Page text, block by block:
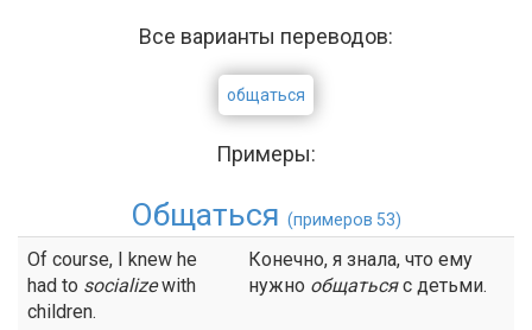
Все варианты переводов:
общаться
Примеры:
Общаться (примеров 53)
Of course, I knew he
had to socializewith
children.
Конечно, я знала, что ему
нужно общатьсяс детьми.